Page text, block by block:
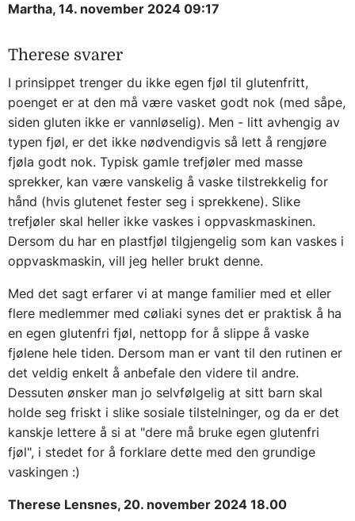
Martha, 14. november 2024 09:17
Therese svarer
I prinsippet trenger du ikke egen fjøl til glutenfritt,
poenget er at den må være vasket godt nok (med såpe,
siden gluten ikke er vannløselig). Men - litt avhengig av
typen fjøl, er det ikke nødvendigvis så lett å rengjøre
fjøla godt nok. Typisk gamle trefjøler med masse
sprekker, kan være vanskelig å vaske tilstrekkelig for
hånd (hvis glutenet fester seg i sprekkene). Slike
trefjøler skal heller ikke vaskes i oppvaskmaskinen.
Dersom du har en plastfjøl tilgjengelig som kan vaskes i
oppvaskmaskin, vill jeg heller brukt denne.
Med det sagt erfarer vi at mange familier med et eller
flere medlemmer med cøliaki synes det er praktisk å ha
en egen glutenfri fjøl, nettopp for å slippe å vaske
fjølene hele tiden. Dersom man er vant til den rutinen er
det veldig enkelt å anbefale den videre til andre.
Dessuten ønsker man jo selvfølgelig at sitt barn skal
holde seg friskt i slike sosiale tilstelninger, og da er det
kanskje lettere å si at "dere må bruke egen glutenfri
fjøl", i stedet for å forklare dette med den grundige
vaskingen :)
Therese Lensnes, 20. november 2024 18.00